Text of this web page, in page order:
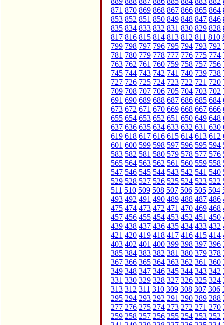
871 870 869 868 867 866 865 864
853 852 851 850 849 848 847 846
835 834 833 832 831 830 829 828
817 816 815 814 813 812 811 810
799 798 797 796 795 794 793 792
781 780 779 778 777 776 775 774
763 762 761 760 759 758 757 756
745 744 743 742 741 740 739 738
727 726 725 724 723 722 721 720
709 708 707 706 705 704 703 702
691 690 689 688 687 686 685 684
673 672 671 670 669 668 667 666
655 654 653 652 651 650 649 648
637 636 635 634 633 632 631 630
619 618 617 616 615 614 613 612
601 600 599 598 597 596 595 594
583 582 581 580 579 578 577 576
565 564 563 562 561 560 559 558
547 546 545 544 543 542 541 540
529 528 527 526 525 524 523 522
511 510 509 508 507 506 505 504
493 492 491 490 489 488 487 486
475 474 473 472 471 470 469 468
457 456 455 454 453 452 451 450
439 438 437 436 435 434 433 432
421 420 419 418 417 416 415 414
403 402 401 400 399 398 397 396
385 384 383 382 381 380 379 378
367 366 365 364 363 362 361 360
349 348 347 346 345 344 343 342
331 330 329 328 327 326 325 324
313 312 311 310 309 308 307 306
295 294 293 292 291 290 289 288
277 276 275 274 273 272 271 270
259 258 257 256 255 254 253 252